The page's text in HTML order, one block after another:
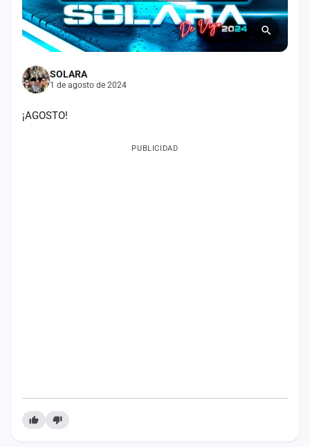
SOLARA
1 de agosto de 2024
¡AGOSTO!
PUBLICIDAD
Agencias
Vídeos
Anuncios